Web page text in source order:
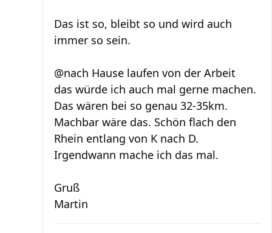
Das ist so, bleibt so und wird auch
immer so sein.
@nach Hause laufen von der Arbeit
das würde ich auch mal gerne machen.
Das wären bei so genau 32-35km.
Machbar wäre das. Schön flach den
Rhein entlang von K nach D.
Irgendwann mache ich das mal.
Gruß
Martin